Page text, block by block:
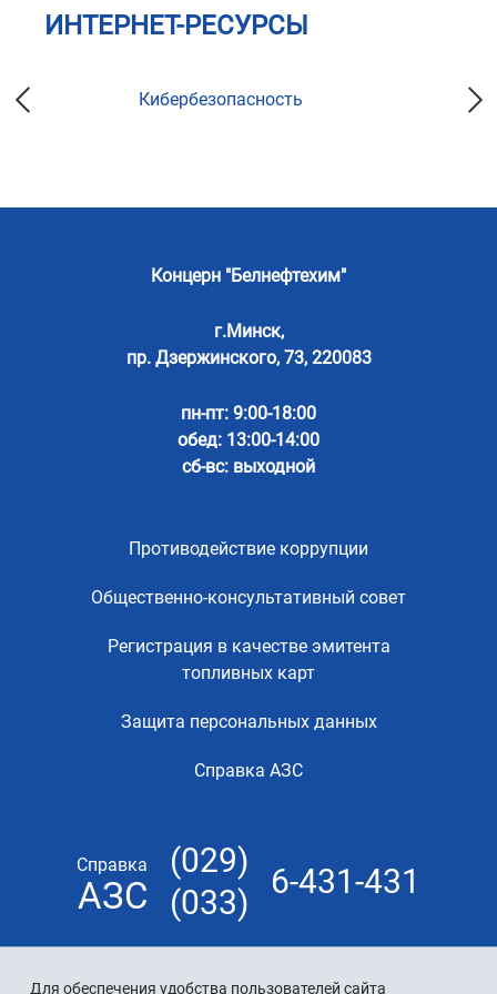
Для обеспечения удобства пользователей сайта
ИНТЕРНЕТ-РЕСУРСЫ
Кибербезопасность
Концерн "Белнефтехим"
г.Минск,
пр. Дзержинского, 73, 220083
пн-пт: 9:00-18:00
обед: 13:00-14:00
сб-вс: выходной
Противодействие коррупции
Общественно-консультативный совет
Регистрация в качестве эмитента
топливных карт
Защита персональных данных
Справка АЗС
Справка
АЗС
(029)
(033)
6-431-431